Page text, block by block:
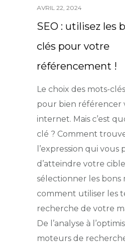
AVRIL 22, 2024
SEO : utilisez les
clés pour votre
référencement !
Le choix des mots-
pour bien référencer
internet. Mais c’est
clé ? Comment
l’expression qui vous
d’atteindre votre
sélectionner les bons
comment utiliser les
recherche de votre
De l’analyse à
moteurs de